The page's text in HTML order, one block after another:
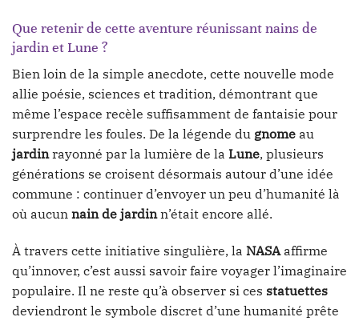
Que retenir de cette aventure réunissant nains de
jardin et Lune ?
Bien loin de la simple anecdote, cette nouvelle mode
allie poésie, sciences et tradition, démontrant que
même l’espace recèle suffisamment de fantaisie pour
surprendre les foules. De la légende du gnome au
jardinrayonné par la lumière de la Lune, plusieurs
générations se croisent désormais autour d’une idée
commune : continuer d’envoyer un peu d’humanité là
où aucun nain de jardinn’était encore allé.
À travers cette initiative singulière, la NASAaffirme
qu’innover, c’est aussi savoir faire voyager l’imaginaire
populaire. Il ne reste qu’à observer si ces statuettes
deviendront le symbole discret d’une humanité prête